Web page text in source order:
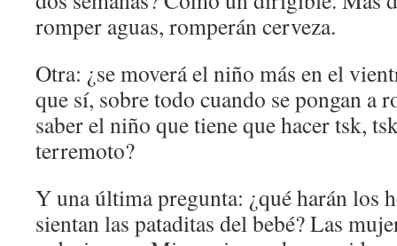
romper aguas, romperán cerveza.
Otra: ¿se moverá el niño más en el
que sí, sobre todo cuando se pongan a
saber el niño que tiene que hacer tsk,
terremoto?
Y una última pregunta: ¿qué harán los
sientan las pataditas del bebé? Las